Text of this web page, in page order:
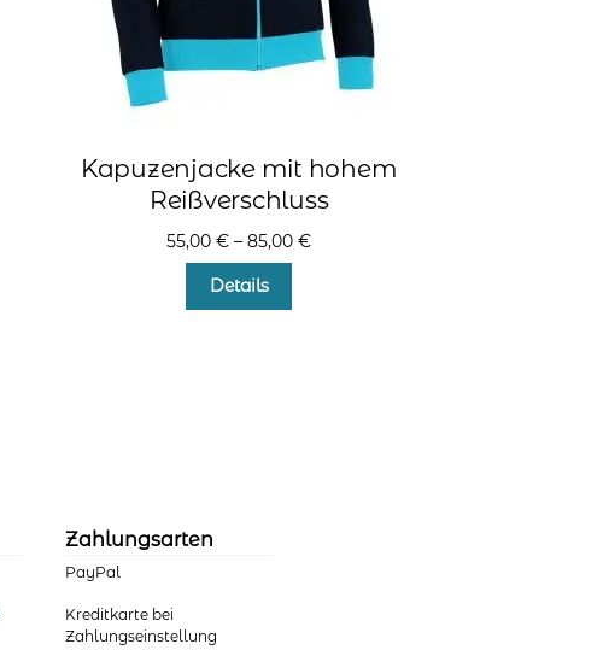
Kapuzenjacke mit hohem
Reißverschluss
55,00€ –85,00€
Details
Zahlungsarten
PayPal
Kreditkarte bei
Zahlungseinstellung